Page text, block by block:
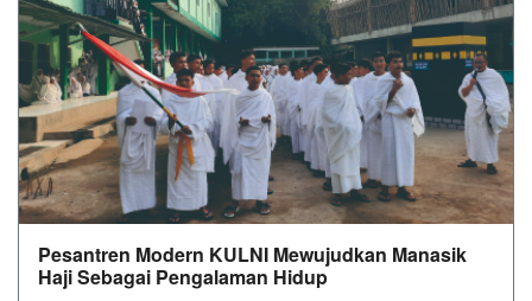
Pesantren Modern KULNI Mewujudkan Manasik
Haji Sebagai Pengalaman Hidup